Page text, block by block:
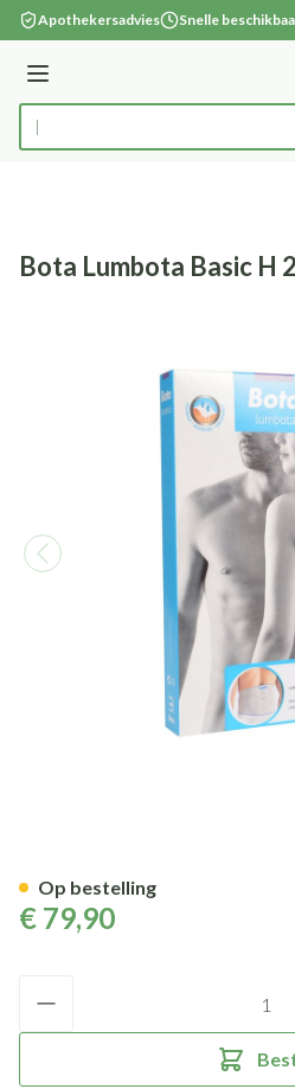
Ga naar de inhoud
Apothekersadvies Snelle
Menu
Product, merk, categorie...
Bota Lumbota Basic H
€ 79,90
Op bestelling